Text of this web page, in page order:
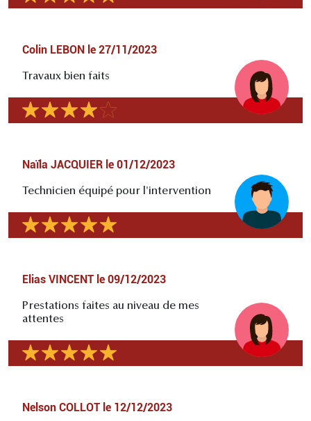
Colin LEBON le 27/11/2023
Travaux bien faits
Naïla JACQUIER le 01/12/2023
Technicien équipé pour l'intervention
Elias VINCENT le 09/12/2023
Prestations faites au niveau de mes
attentes
Nelson COLLOT le 12/12/2023